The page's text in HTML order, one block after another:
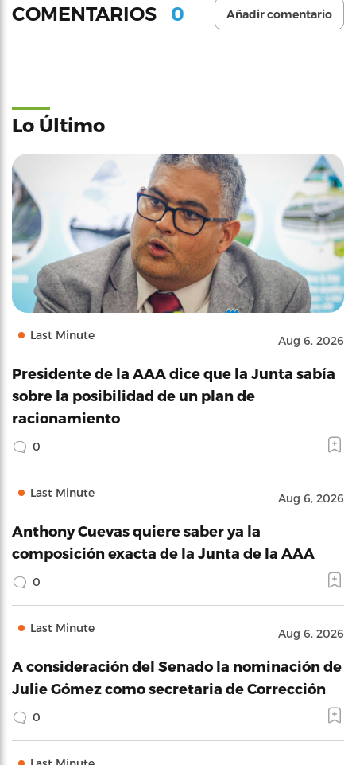
COMENTARIOS 0 Añadir comentario
Lo Último
Last Minute Aug 6, 2026
Presidente de la AAA dice que la Junta sabía
sobre la posibilidad de un plan de
racionamiento
0
Last Minute Aug 6, 2026
Anthony Cuevas quiere saber ya la
composición exacta de la Junta de la AAA
0
Last Minute Aug 6, 2026
A consideración del Senado la nominación de
Julie Gómez como secretaria de Corrección
0